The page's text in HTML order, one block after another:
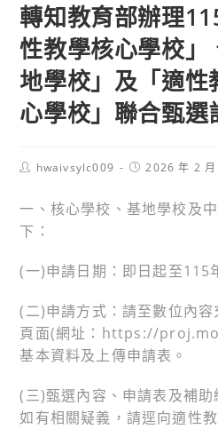
轉知教育部辦理
性教學核心學校
地學校」及「適性
心學校」聯合甄選
Posthwaivsylc009
Post2026 年 2 月
一、核心學校、基地學校及
下：
(一)申請日期：即日起至115
(二)申請方式：請至數位內
頁面(網址：https://
基本資料及上傳申請表。
(三)甄選內容、申請表及補助
如有相關疑義，請逕向適性